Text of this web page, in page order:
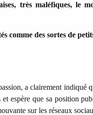
très maléfiques, le
comme des sortes de
a clairement indiqué
espère que sa position
sur les réseaux